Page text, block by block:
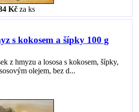
Kč za ks
s kokosem a šípky 100 g
z hmyzu a lososa s kokosem, šípky,
olejem, bez d...